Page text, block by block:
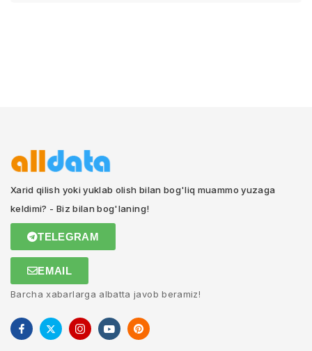
Xarid qilish yoki yuklab olish bilan bog'liq muammo yuzaga
keldimi? - Biz bilan bog'laning!
TELEGRAM
EMAIL
Barcha xabarlarga albatta javob beramiz!